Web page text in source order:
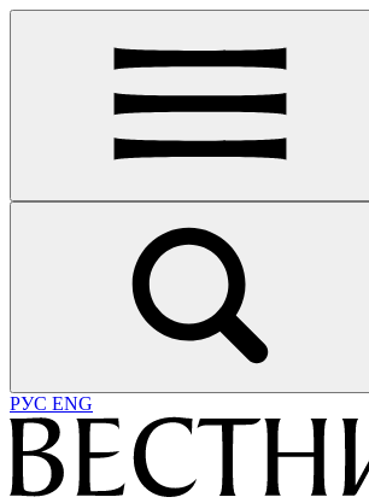
РУС ENG